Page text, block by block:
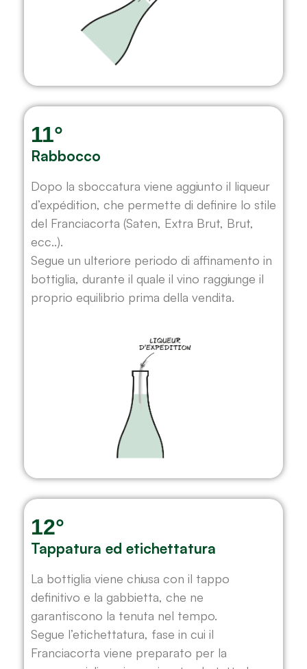
11°
Rabbocco
Dopo la sboccatura viene aggiunto il liqueur
d’expédition, che permette di definire lo stile
del Franciacorta (Saten, Extra Brut, Brut,
ecc..).
Segue un ulteriore periodo di affinamento in
bottiglia, durante il quale il vino raggiunge il
proprio equilibrio prima della vendita.
12°
Tappatura ed etichettatura
La bottiglia viene chiusa con il tappo
definitivo e la gabbietta, che ne
garantiscono la tenuta nel tempo.
Segue l’etichettatura, fase in cui il
Franciacorta viene preparato per la